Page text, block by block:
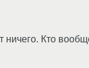
ничего. Кто